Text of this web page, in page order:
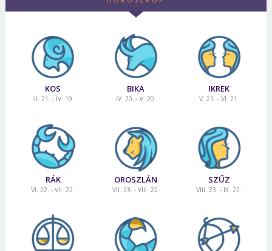
KOS
III. 21. - IV. 19.
BIKA
IV. 20. - V. 20.
IKREK
V. 21. - VI. 21.
RÁK
VI. 22. - VII. 22.
OROSZLÁN
VII. 23. - VIII. 22.
SZŰZ
VIII. 23. - IX. 22.